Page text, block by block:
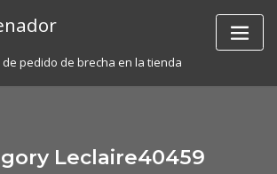
pedido de brecha en la tienda
Leclaire40459